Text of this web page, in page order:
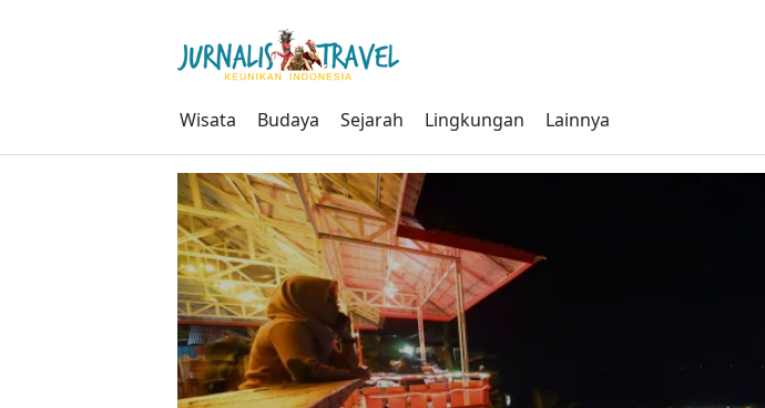
Wisata Budaya Sejarah Lingkungan Lainnya